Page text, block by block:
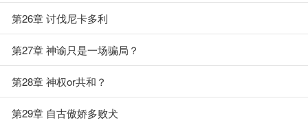
第26章 讨伐尼卡多利
第27章 神谕只是一场骗局？
第28章 神权or共和？
第29章 自古傲娇多败犬